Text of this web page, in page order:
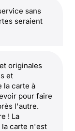
sans
seraient
et originales
et
la carte à
pour faire
l'autre.
! La
la carte n'est